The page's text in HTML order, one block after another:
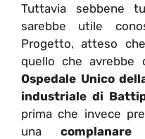
Tuttavia sebbene
sarebbe utile
Progetto, atteso
quello che avrebbe
Ospedale Unico
industriale di
prima che invece
una complanare